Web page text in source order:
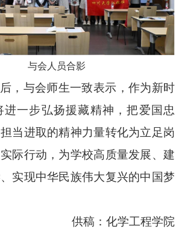
与会人员合影
，与会师生一致表示，作为新时
一步弘扬援藏精神，把爱国忠
当进取的精神力量转化为立足岗
际行动，为学校高质量发展、建
实现中华民族伟大复兴的中国梦
供稿：化学工程学院